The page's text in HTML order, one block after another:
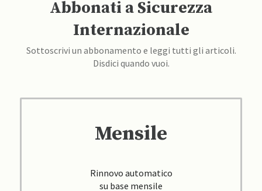
Abbonati a Sicurezza
Internazionale
Sottoscrivi un abbonamento e leggi tutti gli articoli.
Disdici quando vuoi.
Mensile
Rinnovo automatico
su base mensile